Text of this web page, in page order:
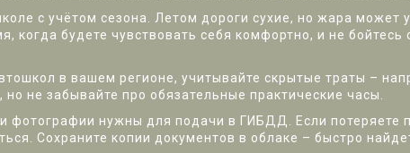
с учётом сезона. Летом дороги сухие, но жара может
когда будете чувствовать себя комфортно, и не бойтесь
в вашем регионе, учитывайте скрытые траты –
не забывайте про обязательные практические часы.
фотографии нужны для подачи в ГИБДД. Если потеряете
Сохраните копии документов в облаке – быстро